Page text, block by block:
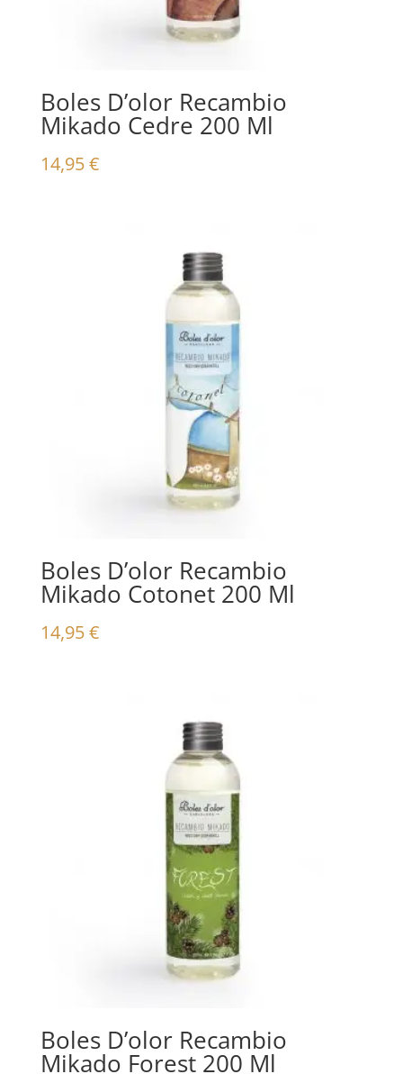
Boles D’olor Recambio
Mikado Cedre 200 Ml
14,95€
Boles D’olor Recambio
Mikado Cotonet 200 Ml
14,95€
Boles D’olor Recambio
Mikado Forest 200 Ml